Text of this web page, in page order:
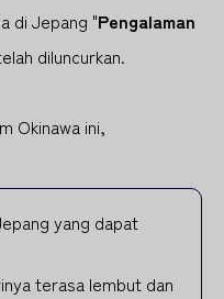
di Jepang "Pengalaman
diluncurkan.
Okinawa ini,
yang dapat
terasa lembut dan